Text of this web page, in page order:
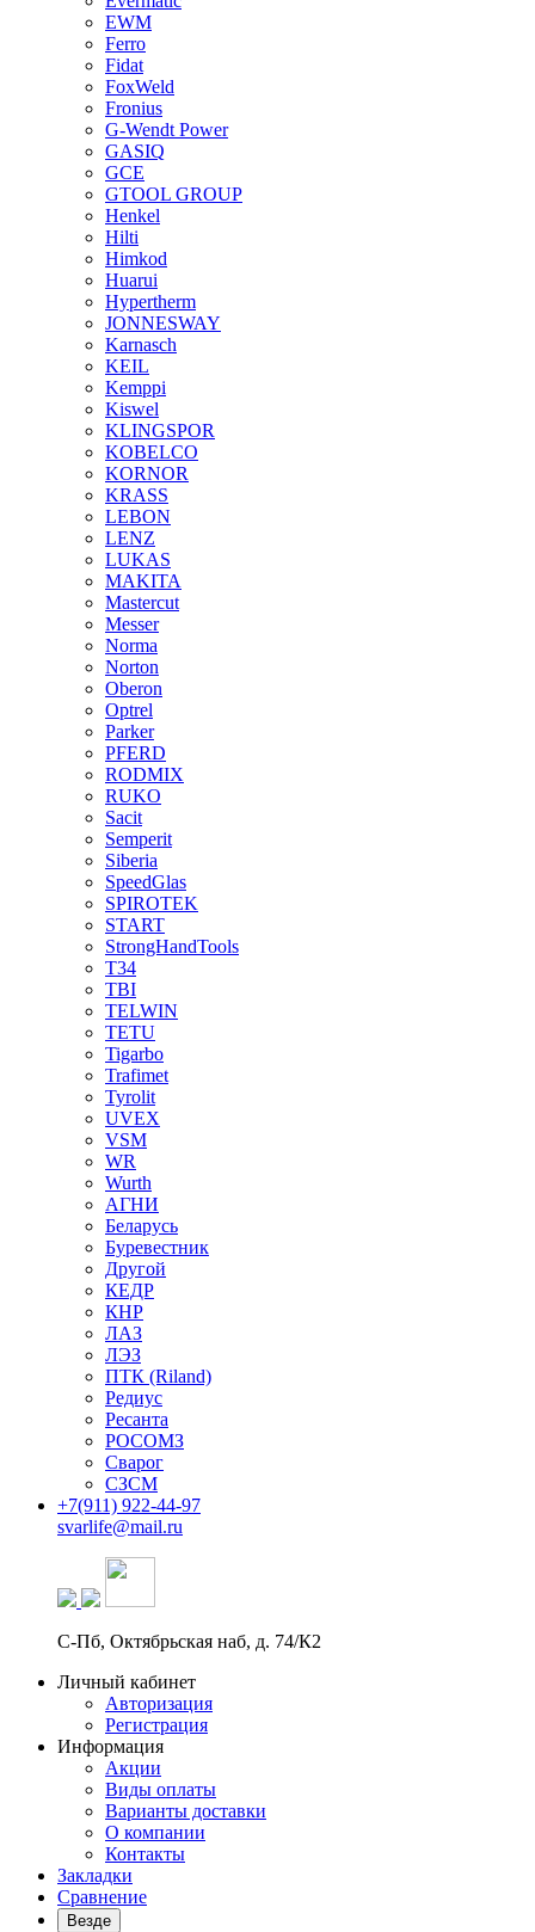
EWM
Ferro
Fidat
FoxWeld
Fronius
G-Wendt Power
GASIQ
GCE
GTOOL GROUP
Henkel
Hilti
Himkod
Huarui
Hypertherm
JONNESWAY
Karnasch
KEIL
Kemppi
Kiswel
KLINGSPOR
KOBELCO
KORNOR
KRASS
LEBON
LENZ
LUKAS
MAKITA
Mastercut
Messer
Norma
Norton
Oberon
Optrel
Parker
PFERD
RODMIX
RUKO
Sacit
Semperit
Siberia
SpeedGlas
SPIROTEK
START
StrongHandTools
T34
TBI
TELWIN
TETU
Tigarbo
Trafimet
Tyrolit
UVEX
VSM
WR
Wurth
АГНИ
Беларусь
Буревестник
Другой
КЕДР
КНР
ЛАЗ
ЛЭЗ
ПТК (Riland)
Редиус
Ресанта
РОСОМЗ
Сварог
СЗСМ
+7(911) 922-44-97
svarlife@mail.ru
С-Пб, Октябрьская наб, д. 74/К2
Личный кабинет
Авторизация
Регистрация
Информация
Акции
Виды оплаты
Варианты доставки
О компании
Контакты
Закладки
Сравнение
Везде